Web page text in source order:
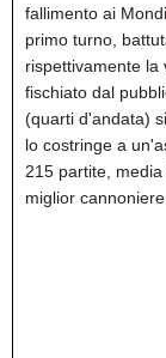
fallimento ai
primo turno,
rispettivamente la
fischiato dal
(quarti d'andata)
lo costringe a
215 partite,
miglior